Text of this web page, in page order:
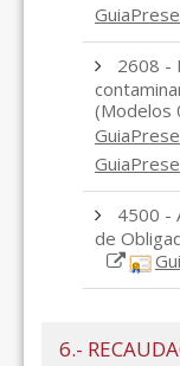
2608 -
(Modelos
4500 -
de
6.-